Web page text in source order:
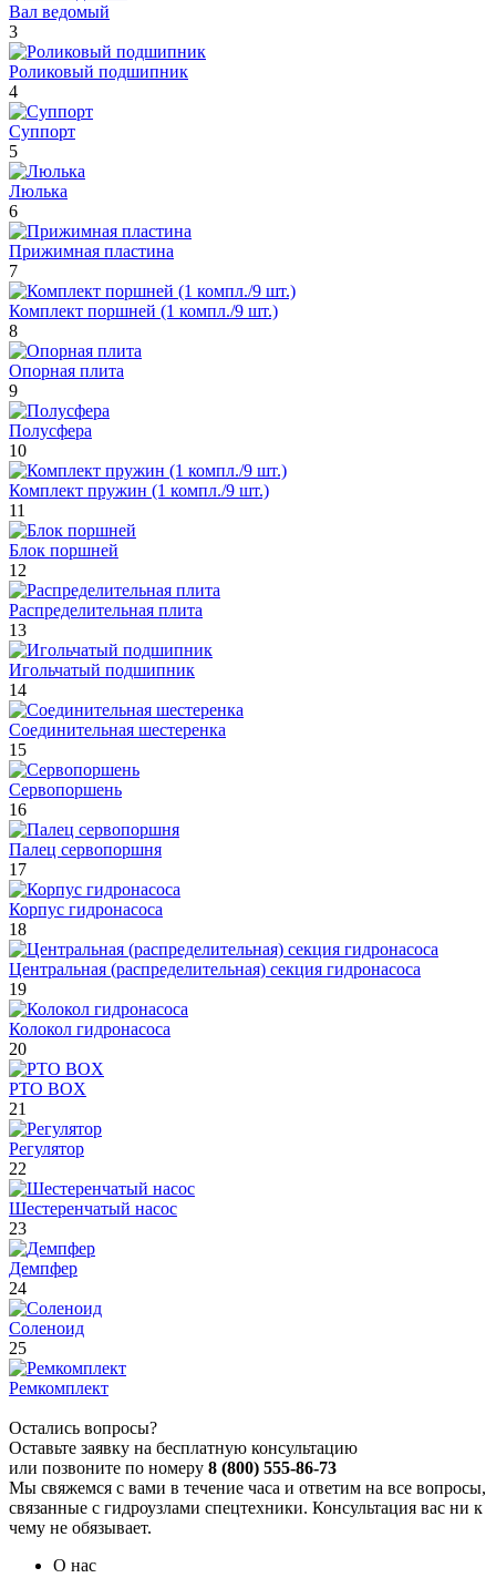
Вал ведомый
3
Роликовый подшипник
4
Суппорт
5
Люлька
6
Прижимная пластина
7
Комплект поршней (1 компл./9 шт.)
8
Опорная плита
9
Полусфера
10
Комплект пружин (1 компл./9 шт.)
11
Блок поршней
12
Распределительная плита
13
Игольчатый подшипник
14
Соединительная шестеренка
15
Сервопоршень
16
Палец сервопоршня
17
Корпус гидронасоса
18
Центральная (распределительная) секция гидронасоса
19
Колокол гидронасоса
20
PTO BOX
21
Регулятор
22
Шестеренчатый насос
23
Демпфер
24
Соленоид
25
Ремкомплект
Остались вопросы?
Оставьте заявку на бесплатную консультацию
или позвоните по номеру 8 (800) 555-86-73
Мы свяжемся с вами в течение часа и ответим на все вопросы,
связанные с гидроузлами спецтехники. Консультация вас ни к
чему не обязывает.
О нас